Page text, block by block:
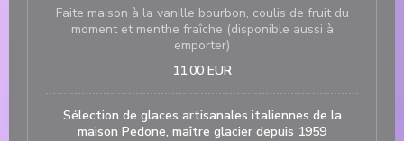
Faite maison à la vanille bourbon, coulis de fruit du
moment et menthe fraîche (disponible aussi à
emporter)
11,00 EUR
Sélection de glaces artisanales italiennes de la
maison Pedone, maître glacier depuis 1959